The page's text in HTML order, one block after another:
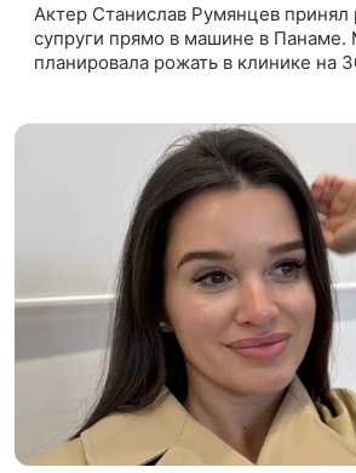
Актер Станислав Румянцев принял
супруги прямо в машине в Панаме.
планировала рожать в клинике на